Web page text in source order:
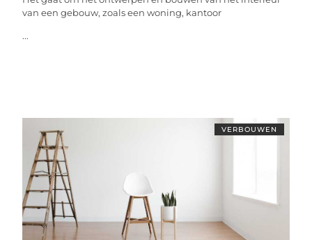
van een gebouw, zoals een woning, kantoor
...
VERBOUWEN